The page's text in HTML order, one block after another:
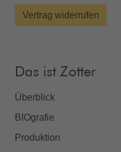
Vertrag widerrufen
Das ist Zotter
Überblick
BIOgrafie
Produktion